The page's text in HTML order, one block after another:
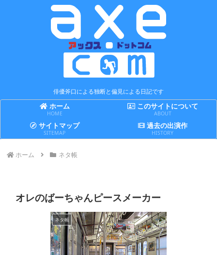
俳優斧口による独断と偏見による日記です
ホーム
HOME
このサイトについて
ABOUT
サイトマップ
SITEMAP
過去の出演作
HISTORY
ホーム ネタ帳
オレのばーちゃんピースメーカー
ネタ帳